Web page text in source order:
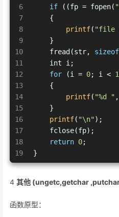
6
7
8
9
10
11
12
13
14
15
16
17
18
19
if ((fp = fopen(
    {
printf( "file
    }
    fread(str,
sizeof
int i;
for (i = 0; i <
    {
printf( "%d "
    }
printf( "\n");
    fclose(fp);
return 0;
}
4 其他 (ungetc,getchar
函数原型：